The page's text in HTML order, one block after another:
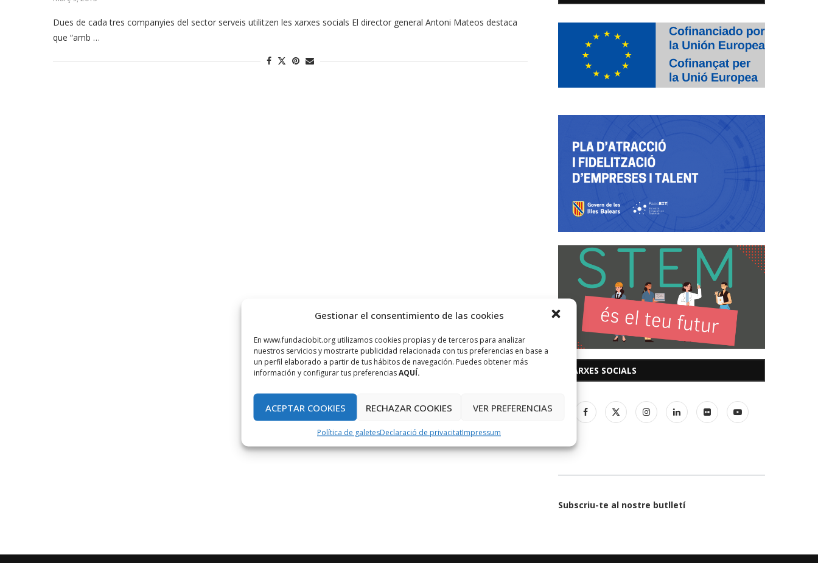
Gestionar el consentimiento de las cookies
En www.fundaciobit.org utilizamos cookies propias y de terceros para analizar
nuestros servicios y mostrarte publicidad relacionada con tus preferencias en base a
un perfil elaborado a partir de tus hábitos de navegación. Puedes obtener más
información y configurar tus preferenciasAQUÍ.
ACEPTAR COOKIES RECHAZAR COOKIES VER PREFERENCIAS
Política de galetesDeclaració de privacitatImpressum
Dues de cada tres companyies del sector serveis utilitzen les xarxes socials El director general Antoni Mateos destaca
que “amb …
XARXES SOCIALS
Subscriu-te al nostre butlletí